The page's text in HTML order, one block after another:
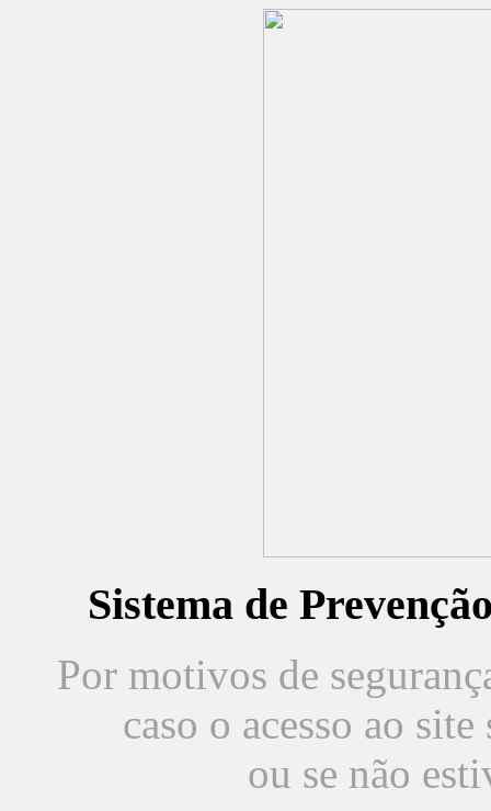
Sistema de
Por motivos de
caso o acesso ao
ou se não